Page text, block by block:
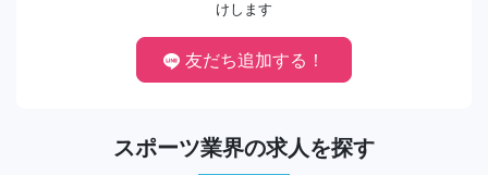
けします
友だち追加する！
スポーツ業界の求人を探す